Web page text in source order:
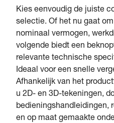
Kies eenvoudig de juiste
selectie. Of het nu gaat
nominaal vermogen,
volgende biedt een
relevante technische
Ideaal voor een snelle
Afhankelijk van het
u 2D- en 3D-tekeningen,
bedieningshandleidingen,
en op maat gemaakte